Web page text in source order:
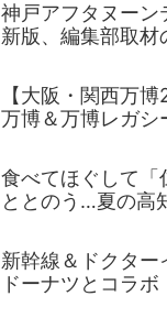
神戸アフタヌー
新版、編集部取
【大阪・関西万
万博＆万博レガ
食べてほぐして「
ととのう…夏の高
新幹線＆ドクター
ドーナツとコラ